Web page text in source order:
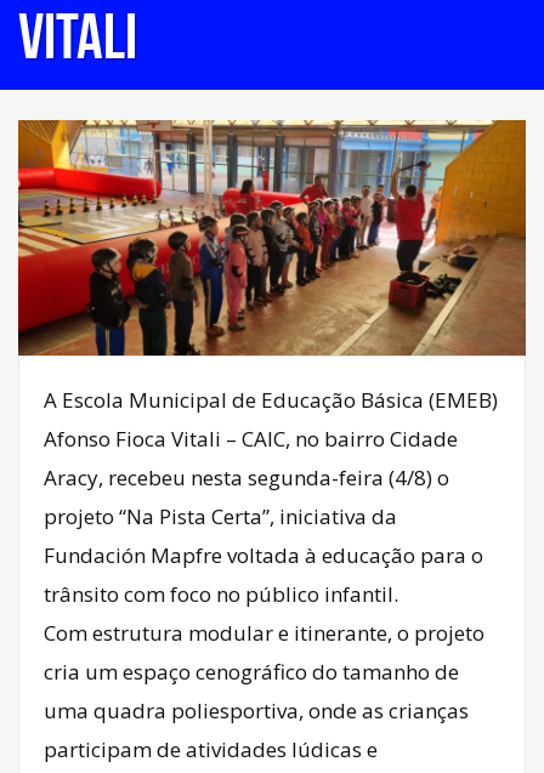
VITALI
A Escola Municipal de Educação Básica (EMEB)
Afonso Fioca Vitali – CAIC, no bairro Cidade
Aracy, recebeu nesta segunda-feira (4/8) o
projeto “Na Pista Certa”, iniciativa da
Fundación Mapfre voltada à educação para o
trânsito com foco no público infantil.
Com estrutura modular e itinerante, o projeto
cria um espaço cenográfico do tamanho de
uma quadra poliesportiva, onde as crianças
participam de atividades lúdicas e